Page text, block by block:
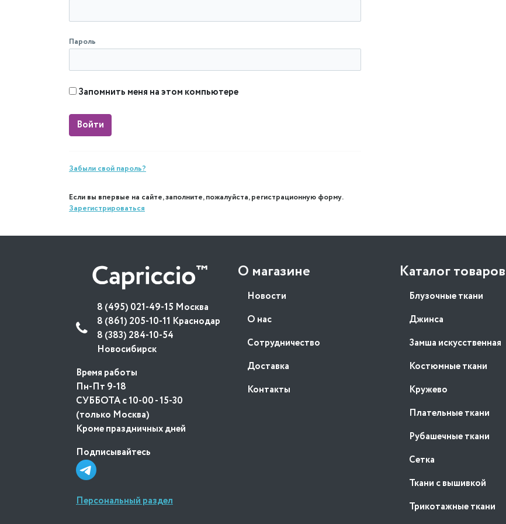
Пароль
Запомнить меня на этом компьютере
Забыли свой пароль?
Если вы впервые на сайте, заполните, пожалуйста, регистрационную форму.
Зарегистрироваться
О магазине
Новости
О нас
Сотрудничество
Доставка
Контакты
Каталог товаров
Блузочные ткани
Джинса
Замша искусственная
Костюмные ткани
Кружево
Плательные ткани
Рубашечные ткани
Сетка
Ткани с вышивкой
Трикотажные ткани
8 (495) 021-49-15 Москва
8 (861) 205-10-11 Краснодар
8 (383) 284-10-54
Новосибирск
Время работы
Пн-Пт 9-18
СУББОТА с 10-00 - 15-30
(только Москва)
Кроме праздничных дней
Подписывайтесь
Персональный раздел